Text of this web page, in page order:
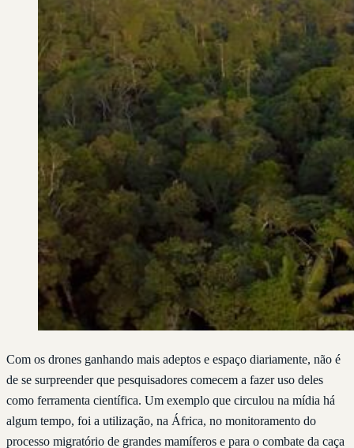
Com os drones ganhando mais adeptos e espaço diariamente, não é
de se surpreender que pesquisadores comecem a fazer uso deles
como ferramenta científica. Um exemplo que circulou na mídia há
algum tempo, foi a utilização, na África, no monitoramento do
processo migratório de grandes mamíferos e para o combate da caça